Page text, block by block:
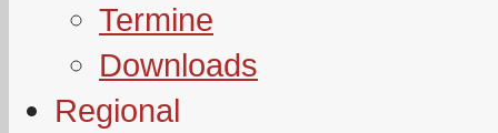
Termine
Downloads
Regional